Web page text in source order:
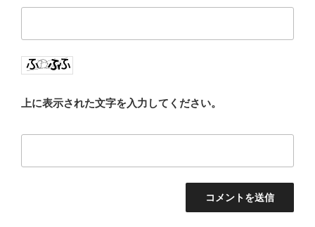
上に表示された文字を入力してください。